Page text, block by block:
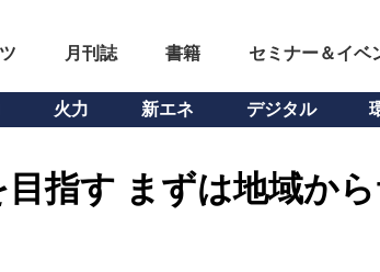
月刊誌 書籍 セミナー＆イベ
火力 新エネ デジタル
目指す まずは地域か